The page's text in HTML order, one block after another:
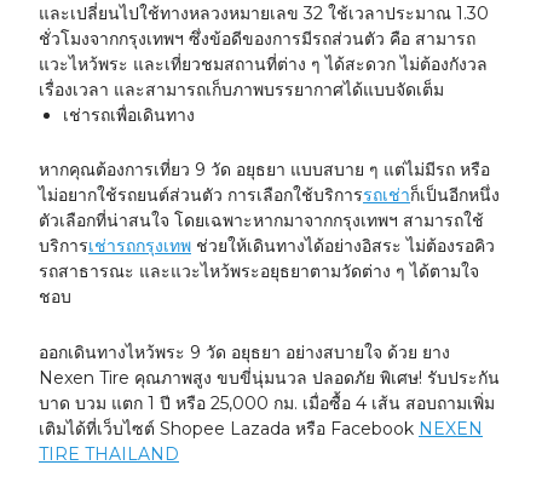
และเปลี่ยนไปใช้ทางหลวงหมายเลข 32 ใช้เวลาประมาณ 1.30
ชั่วโมงจากกรุงเทพฯ ซึ่งข้อดีของการมีรถส่วนตัว คือ สามารถ
แวะไหว้พระ และเที่ยวชมสถานที่ต่าง ๆ ได้สะดวก ไม่ต้องกังวล
เรื่องเวลา และสามารถเก็บภาพบรรยากาศได้แบบจัดเต็ม
เช่ารถเพื่อเดินทาง
หากคุณต้องการเที่ยว 9 วัด อยุธยา แบบสบาย ๆ แต่ไม่มีรถ หรือ
ไม่อยากใช้รถยนต์ส่วนตัว การเลือกใช้บริการรถเช่าก็เป็นอีกหนึ่ง
ตัวเลือกที่น่าสนใจ โดยเฉพาะหากมาจากกรุงเทพฯ สามารถใช้
บริการเช่ารถกรุงเทพ ช่วยให้เดินทางได้อย่างอิสระ ไม่ต้องรอคิว
รถสาธารณะ และแวะไหว้พระอยุธยาตามวัดต่าง ๆ ได้ตามใจ
ชอบ
ออกเดินทางไหว้พระ 9 วัด อยุธยา อย่างสบายใจ ด้วย ยาง
Nexen Tire คุณภาพสูง ขบขี่นุ่มนวล ปลอดภัย พิเศษ! รับประกัน
บาด บวม แตก 1 ปี หรือ 25,000 กม. เมื่อซื้อ 4 เส้น สอบถามเพิ่ม
เติมได้ที่เว็บไซต์ Shopee Lazada หรือ Facebook NEXEN
TIRE THAILAND